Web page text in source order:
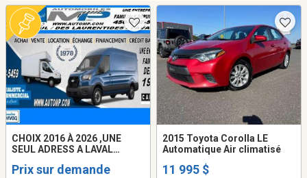
CHOIX 2016 À 2026 ,UNE
SEUL ADRESS A LAVAL
DEPUIS 1978 / GMC SAVANA /
Prix sur demande
2015 Toyota Corolla LE
Automatique Air climatisé
11 995 $